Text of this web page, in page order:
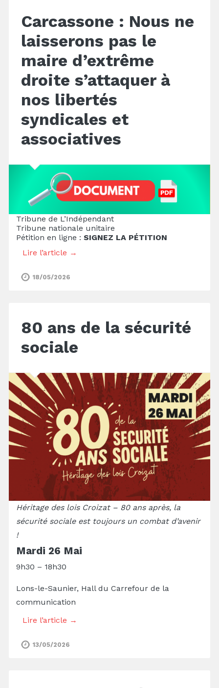
Carcassone : Nous ne
laisserons pas le
maire d’extrême
droite s’attaquer à
nos libertés
syndicales et
associatives
Tribune de L’Indépendant
Tribune nationale unitaire
Pétition en ligne : SIGNEZ LA PÉTITION
Lire l’article →
18/05/2026
80 ans de la sécurité
sociale
Héritage des lois Croizat – 80 ans après, la
sécurité sociale est toujours un combat d’avenir
!
Mardi 26 Mai
9h30 – 18h30
Lons-le-Saunier, Hall du Carrefour de la
communication
Lire l’article →
13/05/2026